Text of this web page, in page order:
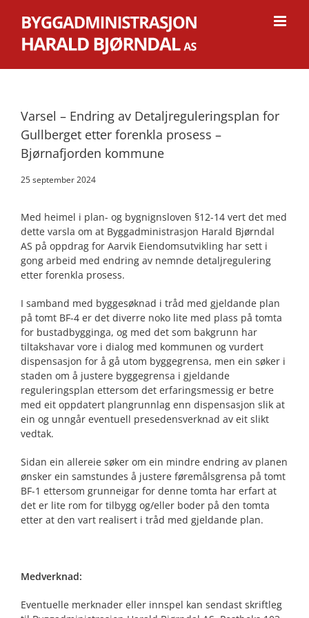
content
Varsel – Endring av Detaljreguleringsplan for
Gullberget etter forenkla prosess –
Bjørnafjorden kommune
25 september 2024
Med heimel i plan- og bygnignsloven §12-14 vert det med
dette varsla om at Byggadministrasjon Harald Bjørndal
AS på oppdrag for Aarvik Eiendomsutvikling har sett i
gong arbeid med endring av nemnde detaljregulering
etter forenkla prosess.
I samband med byggesøknad i tråd med gjeldande plan
på tomt BF-4 er det diverre noko lite med plass på tomta
for bustadbygginga, og med det som bakgrunn har
tiltakshavar vore i dialog med kommunen og vurdert
dispensasjon for å gå utom byggegrensa, men ein søker i
staden om å justere byggegrensa i gjeldande
reguleringsplan ettersom det erfaringsmessig er betre
med eit oppdatert plangrunnlag enn dispensasjon slik at
ein og unngår eventuell presedensverknad av eit slikt
vedtak.
Sidan ein allereie søker om ein mindre endring av planen
ønsker ein samstundes å justere føremålsgrensa på tomt
BF-1 ettersom grunneigar for denne tomta har erfart at
det er lite rom for tilbygg og/eller boder på den tomta
etter at den vart realisert i tråd med gjeldande plan.
Medverknad:
Eventuelle merknader eller innspel kan sendast skriftleg